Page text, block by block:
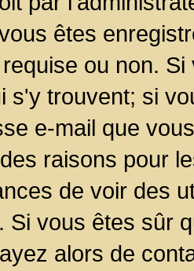
êtes
ou non.
s'y trouvent; si
e-mail que
raisons pour
de voir des
Si vous êtes sûr
alors de